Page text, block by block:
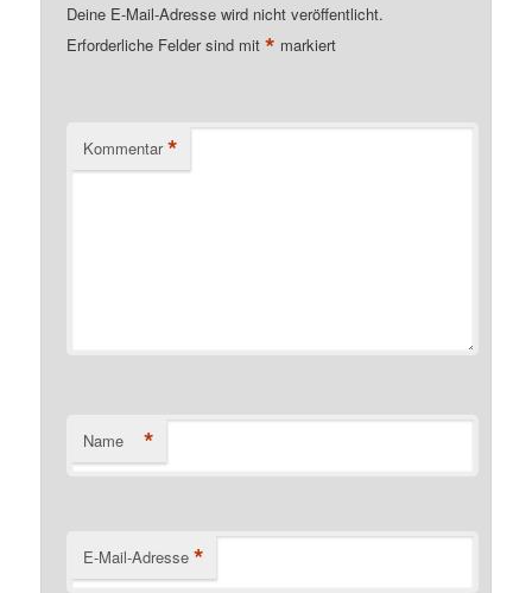
Deine E-Mail-Adresse wird nicht veröffentlicht.
Erforderliche Felder sind mit* markiert
Kommentar *
Name *
E-Mail-Adresse *